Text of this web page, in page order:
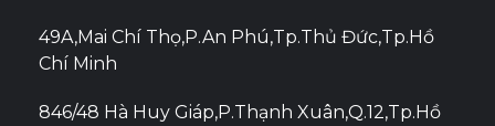
49A,Mai Chí Thọ,P.An Phú,Tp.Thủ Đức,Tp.Hồ
Chí Minh
846/48 Hà Huy Giáp,P.Thạnh Xuân,Q.12,Tp.Hồ